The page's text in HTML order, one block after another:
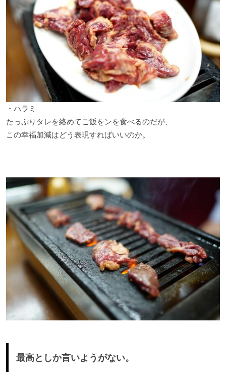
・ハラミ
たっぷりタレを絡めてご飯をンを食べるのだが、
この幸福加減はどう表現すればいいのか。
最高としか言いようがない。